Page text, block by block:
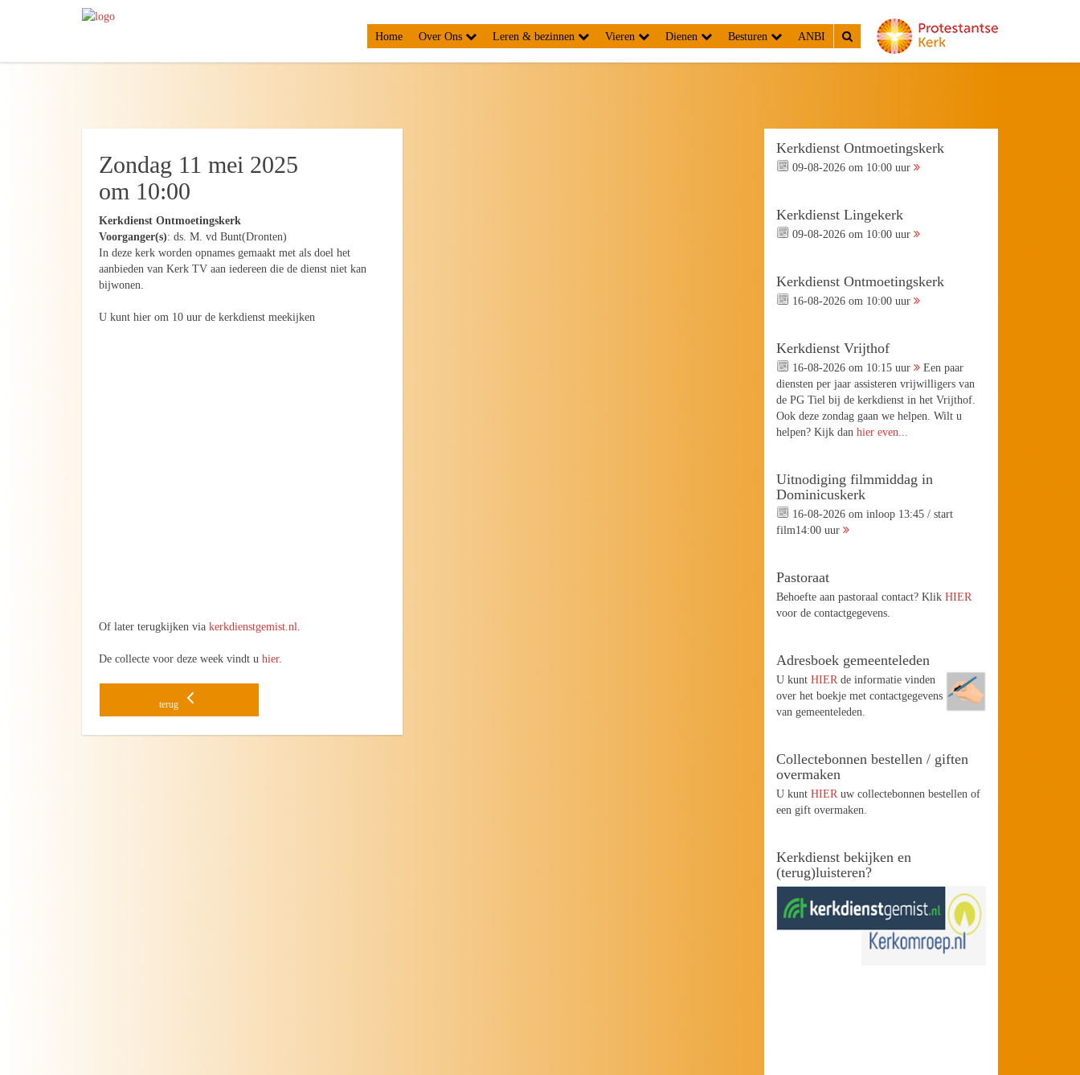
Home Over Ons Leren & bezinnen Vieren Dienen Besturen ANBI
Zondag 11 mei 2025
om 10:00
Kerkdienst Ontmoetingskerk
Voorganger(s): ds. M. vd Bunt(Dronten)
In deze kerk worden opnames gemaakt met als doel het
aanbieden van Kerk TV aan iedereen die de dienst niet kan
bijwonen.
U kunt hier om 10 uur de kerkdienst meekijken
Of later terugkijken viakerkdienstgemist.nl.
De collecte voor deze week vindt uhier.
terug
Kerkdienst Ontmoetingskerk
09-08-2026 om 10:00 uur
Kerkdienst Lingekerk
09-08-2026 om 10:00 uur
Kerkdienst Ontmoetingskerk
16-08-2026 om 10:00 uur
Kerkdienst Vrijthof
16-08-2026 om 10:15 uur
Een paar
diensten per jaar assisteren vrijwilligers van
de PG Tiel bij de kerkdienst in het Vrijthof.
Ook deze zondag gaan we helpen. Wilt u
helpen? Kijk danhier even...
Uitnodiging filmmiddag in
Dominicuskerk
16-08-2026 om inloop 13:45 / start
film14:00 uur
Pastoraat
Behoefte aan pastoraal contact? KlikHIER
voor de contactgegevens.
Adresboek gemeenteleden
U kuntHIER de informatie vinden
over het boekje met contactgegevens
van gemeenteleden.
Collectebonnen bestellen / giften
overmaken
U kuntHIER uw collectebonnen bestellen of
een gift overmaken.
Kerkdienst bekijken en
(terug)luisteren?